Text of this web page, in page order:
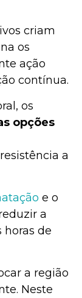
criam
os
ação
contínua.
os
opções
a
e o
a
de
a região
Neste